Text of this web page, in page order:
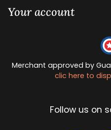
Your account
Merchant approved by
clic here to
Follow us on